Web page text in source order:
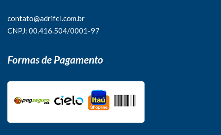
contato@adrifel.com.br
CNPJ: 00.416.504/0001-97
Formas de Pagamento